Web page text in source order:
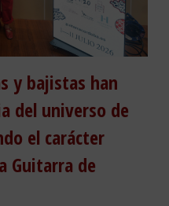
y bajistas han
del universo de
el carácter
Guitarra de